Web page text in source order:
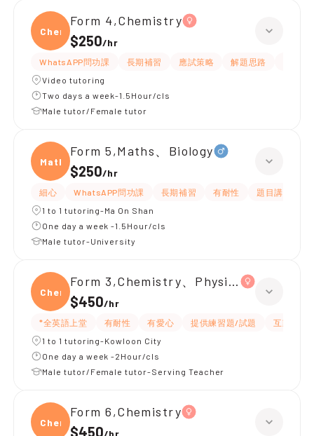
Chemi
Form 4,Chemistry
$250/hr
WhatsAPP問功課 長期補習 應試策略 解題思路
Video tutoring
Two days a week-1.5Hour/cls
Male tutor/Female tutor
Maths
Form 5,Maths、Biology
$250/hr
細心 WhatsAPP問功課 長期補習 有耐性 題目講解
1 to 1 tutoring-Ma On Shan
One day a week -1.5Hour/cls
Male tutor-University
Chemi
Form 3,Chemistry、Physics
$450/hr
*全英語上堂 有耐性 有愛心 提供練習題/試題
互動教學
1 to 1 tutoring-Kowloon City
One day a week -2Hour/cls
Male tutor/Female tutor-Serving Teacher
Chemi
Form 6,Chemistry
$450/hr